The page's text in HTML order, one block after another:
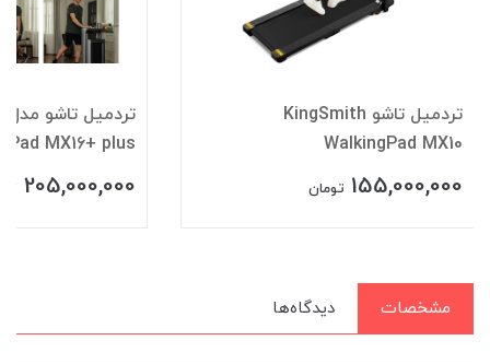
تردمیل تاشو KingSmith
WalkingPad MX10
155,000,000 تومان
MX16+ plus
205,000,000
مشخصات دیدگاه‌ها